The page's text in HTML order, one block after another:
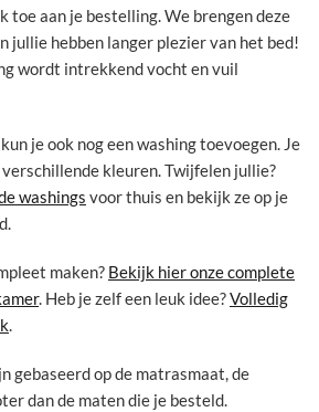
toe aan je bestelling. We brengen deze
jullie hebben langer plezier van het bed!
wordt intrekkend vocht en vuil
je ook nog een washing toevoegen. Je
kleuren. Twijfelen jullie?
washings voor thuis en bekijk ze op je
maken? Bekijk hier onze complete
. Heb je zelf een leuk idee?Volledig
.
gebaseerd op de matrasmaat, de
dan de maten die je besteld.